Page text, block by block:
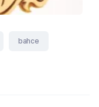
bahce